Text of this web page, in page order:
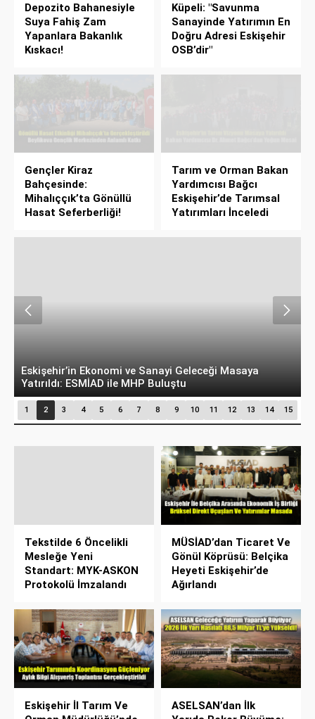
Depozito Bahanesiyle
Suya Fahiş Zam
Yapanlara Bakanlık
Kıskacı!
Küpeli: "Savunma
Sanayinde Yatırımın En
Doğru Adresi Eskişehir
OSB’dir"
Gençler Kiraz
Bahçesinde:
Mihalıççık’ta Gönüllü
Hasat Seferberliği!
Tarım ve Orman Bakan
Yardımcısı Bağcı
Eskişehir’de Tarımsal
Yatırımları İnceledi
Belçika’dan Eskişehir’e Ticaret Köprüsü: Belediye
Başkanı Emir Kır MÜSİAD’ı Ziyaret Etti
1 2 3 4 5 6 7 8 9 10 11 12 13 14 15
Tekstilde 6 Öncelikli
Mesleğe Yeni
Standart: MYK-ASKON
Protokolü İmzalandı
MÜSİAD’dan Ticaret Ve
Gönül Köprüsü: Belçika
Heyeti Eskişehir’de
Ağırlandı
Eskişehir İl Tarım Ve
ASELSAN’dan İlk